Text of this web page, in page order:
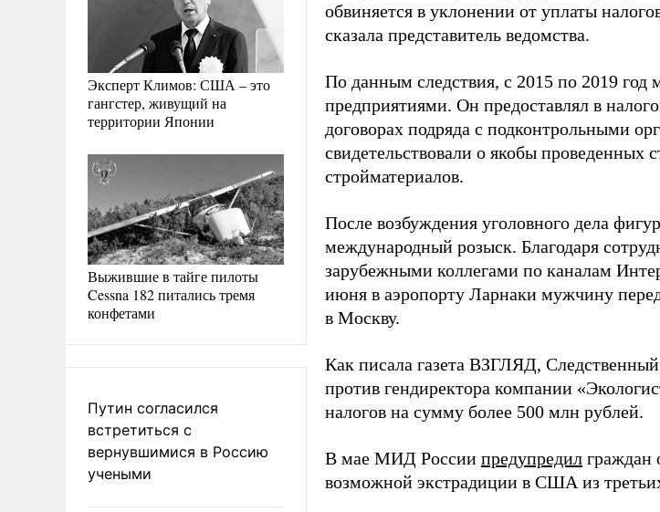
Эксперт Климов: США – это
гангстер, живущий на
территории Японии
Выжившие в тайге пилоты
Cessna 182 питались тремя
конфетами
Путин согласился
встретиться с
вернувшимися в Россию
учеными
обвиняется в уклонении от уплаты
сказала представитель ведомства.
По данным следствия, с 2015 по 2019
предприятиями. Он предоставлял в
договорах подряда с подконтрольными
свидетельствовали о якобы проведенных
стройматериалов.
После возбуждения уголовного дела
международный розыск. Благодаря
зарубежными коллегами по каналам
июня в аэропорту Ларнаки мужчину
в Москву.
Как писала газета ВЗГЛЯД,
против гендиректора компании
налогов на сумму более 500 млн рублей.
В мае МИД России предупредил граждан
возможной экстрадиции в США из